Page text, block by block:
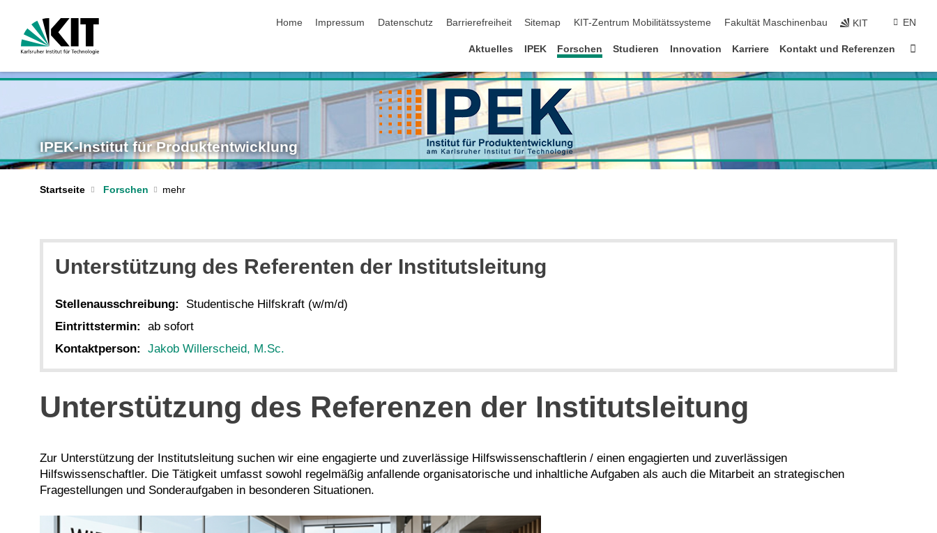
Home
Impressum Datenschutz Barrierefreiheit Sitemap KIT-Zentrum Mobilitätssysteme Fakultät Maschinenbau KIT EN
Aktuelles IPEK Forschen Studieren Innovation Karriere Kontakt und Referenzen
IPEK-Institut für Produktentwicklung
Startseite Forschen
Unterstützung des Referenten der Institutsleitung
Stellenausschreibung:
Studentische Hilfskraft (w/m/d)
Eintrittstermin:
ab sofort
Kontaktperson:
Jakob Willerscheid, M.Sc.
Unterstützung des Referenzen der Institutsleitung
Zur Unterstützung der Institutsleitung suchen wir eine engagierte und zuverlässige Hilfswissenschaftlerin / einen engagierten und zuverlässigen
Hilfswissenschaftler. Die Tätigkeit umfasst sowohl regelmäßig anfallende organisatorische und inhaltliche Aufgaben als auch die Mitarbeit an strategischen
Fragestellungen und Sonderaufgaben in besonderen Situationen.